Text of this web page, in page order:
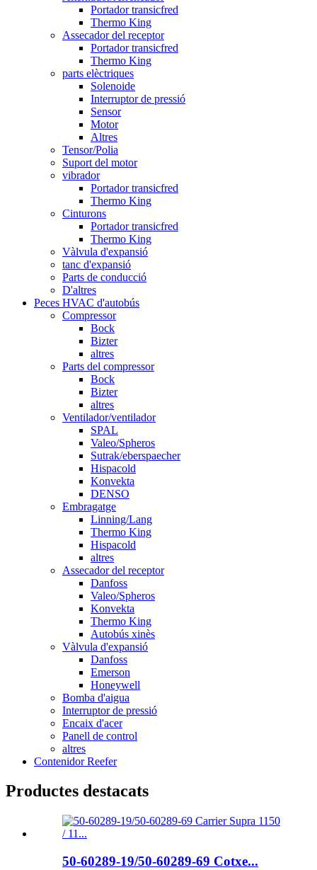
Portador transicfred
Thermo King
Assecador del receptor
Portador transicfred
Thermo King
parts elèctriques
Solenoide
Interruptor de pressió
Sensor
Motor
Altres
Tensor/Polia
Suport del motor
vibrador
Portador transicfred
Thermo King
Cinturons
Portador transicfred
Thermo King
Vàlvula d'expansió
tanc d'expansió
Parts de conducció
D'altres
Peces HVAC d'autobús
Compressor
Bock
Bizter
altres
Parts del compressor
Bock
Bizter
altres
Ventilador/ventilador
SPAL
Valeo/Spheros
Sutrak/eberspaecher
Hispacold
Konvekta
DENSO
Embragatge
Linning/Lang
Thermo King
Hispacold
altres
Assecador del receptor
Danfoss
Valeo/Spheros
Konvekta
Thermo King
Autobús xinès
Vàlvula d'expansió
Danfoss
Emerson
Honeywell
Bomba d'aigua
Interruptor de pressió
Encaix d'acer
Panell de control
altres
Contenidor Reefer
Productes destacats
50-60289-19/50-60289-69 Cotxe...